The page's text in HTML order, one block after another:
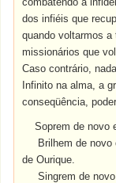
dos infiéis que
quando voltarmos
missionários que
Caso contrário,
Infinito na alma, a
conseqüência,
Soprem de novo
Brilhem de
de Ourique.
Singrem de